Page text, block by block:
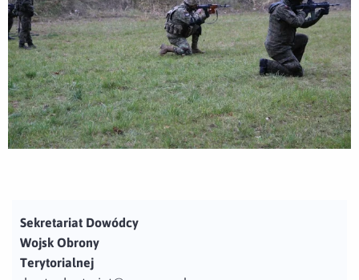
Sekretariat Dowódcy
Wojsk Obrony
Terytorialnej